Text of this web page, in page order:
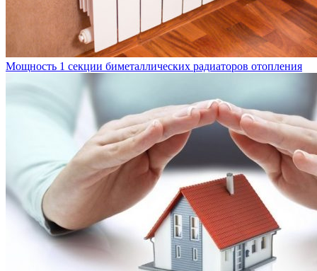
Мощность 1 секции биметаллических радиаторов отопления